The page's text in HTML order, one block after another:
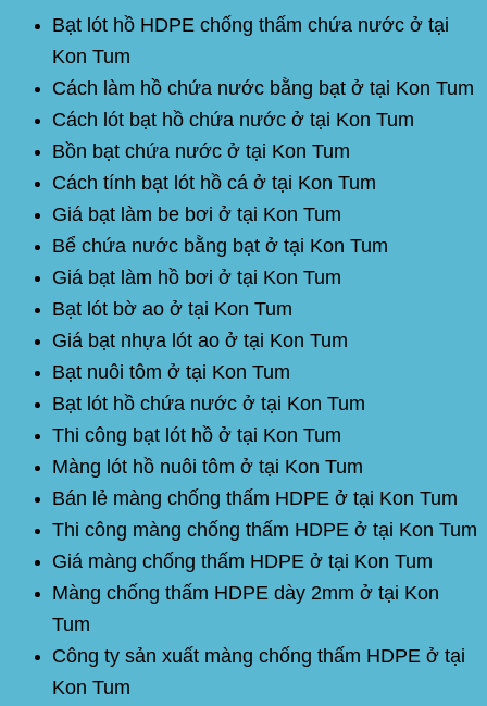
Bạt lót hồ HDPE chống thấm chứa nước ở tại
Kon Tum
Cách làm hồ chứa nước bằng bạt ở tại Kon Tum
Cách lót bạt hồ chứa nước ở tại Kon Tum
Bồn bạt chứa nước ở tại Kon Tum
Cách tính bạt lót hồ cá ở tại Kon Tum
Giá bạt làm be bơi ở tại Kon Tum
Bể chứa nước bằng bạt ở tại Kon Tum
Giá bạt làm hồ bơi ở tại Kon Tum
Bạt lót bờ ao ở tại Kon Tum
Giá bạt nhựa lót ao ở tại Kon Tum
Bạt nuôi tôm ở tại Kon Tum
Bạt lót hồ chứa nước ở tại Kon Tum
Thi công bạt lót hồ ở tại Kon Tum
Màng lót hồ nuôi tôm ở tại Kon Tum
Bán lẻ màng chống thấm HDPE ở tại Kon Tum
Thi công màng chống thấm HDPE ở tại Kon Tum
Giá màng chống thấm HDPE ở tại Kon Tum
Màng chống thấm HDPE dày 2mm ở tại Kon
Tum
Công ty sản xuất màng chống thấm HDPE ở tại
Kon Tum